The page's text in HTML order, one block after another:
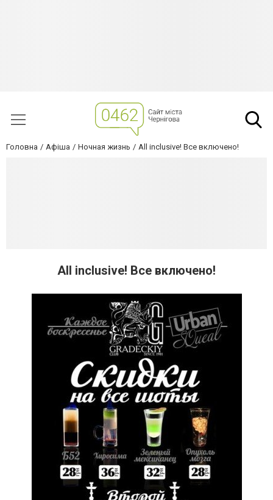
Головна Афіша Ночная жизнь All inclusive! Все включено!
All inclusive! Все включено!